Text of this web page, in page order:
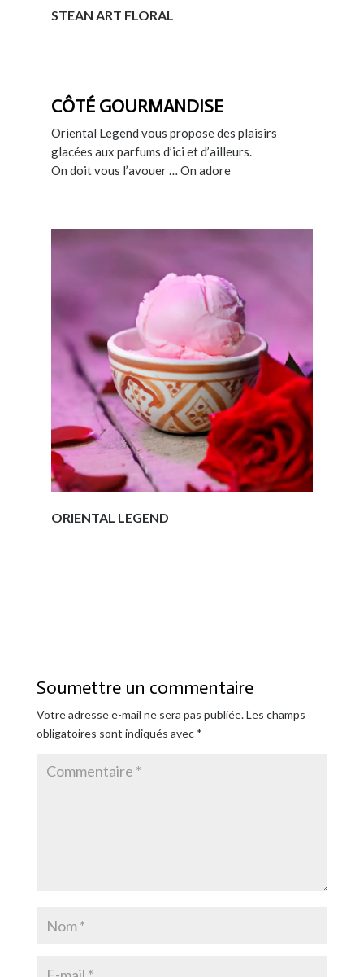
STEAN ART FLORAL
CÔTÉ GOURMANDISE
Oriental Legend vous propose des plaisirs
glacées aux parfums d’ici et d’ailleurs.
On doit vous l’avouer … On adore
ORIENTAL LEGEND
Soumettre un commentaire
Votre adresse e-mail ne sera pas publiée.Les champs
obligatoires sont indiqués avec *